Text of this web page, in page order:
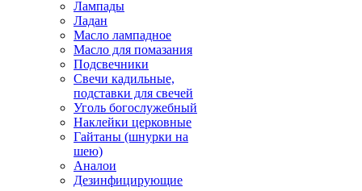
Лампады
Ладан
Масло лампадное
Масло для помазания
Подсвечники
Свечи кадильные,
подставки для свечей
Уголь богослужебный
Наклейки церковные
Гайтаны (шнурки на
шею)
Аналои
Дезинфицирующие